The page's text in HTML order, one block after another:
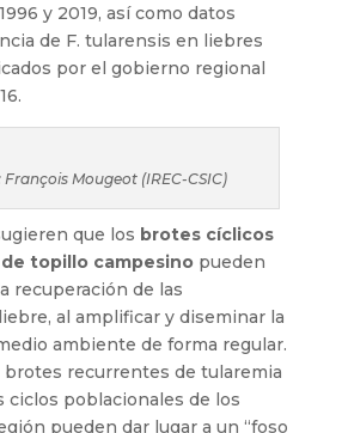
y 2019, así como datos
de F. tularensis en liebres
por el gobierno regional
Mougeot (IREC-CSIC)
que los brotes cíclicos
topillo campesinopueden
recuperación de las
al amplificar y diseminar la
ambiente de forma regular.
brotes recurrentes de tularemia
ciclos poblacionales de los
pueden dar lugar a un “foso